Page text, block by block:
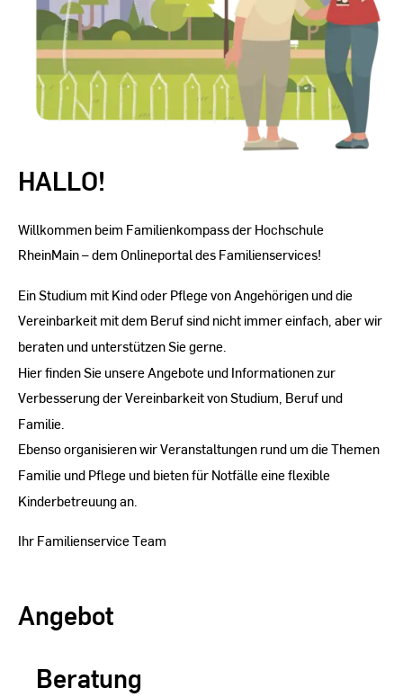
HALLO!
Willkommen beim Familienkompass der Hochschule
RheinMain – dem Onlineportal des Familienservices!
Ein Studium mit Kind oder Pflege von Angehörigen und die
Vereinbarkeit mit dem Beruf sind nicht immer einfach, aber wir
beraten und unterstützen Sie gerne.
Hier finden Sie unsere Angebote und Informationen zur
Verbesserung der Vereinbarkeit von Studium, Beruf und
Familie.
Ebenso organisieren wir Veranstaltungen rund um die Themen
Familie und Pflege und bieten für Notfälle eine flexible
Kinderbetreuung an.
Ihr Familienservice Team
Angebot
Beratung